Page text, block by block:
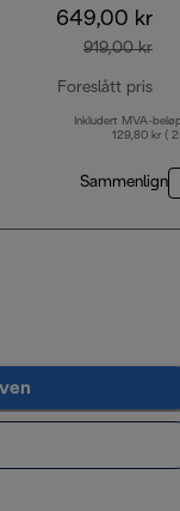
649,00 kr
919,00 kr
Foreslått pris
Inkludert MVA-
129,80 kr (
Sammenlign